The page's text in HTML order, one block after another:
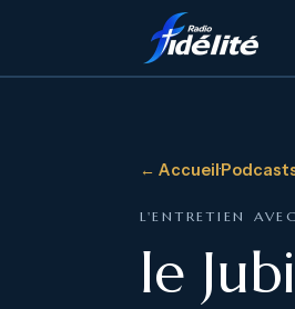
← Accueil·
L'ENTRETIEN
le